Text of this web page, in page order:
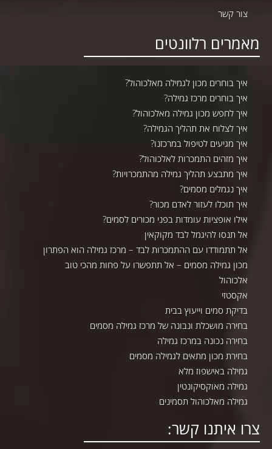
צור קשר
מאמרים רלוונטים
איך בוחרים מכון לגמילה מאלכוהול?
איך בוחרים מרכז גמילה?
איך לחפש מכון גמילה מאלכוהול?
איך לצלוח את תהליך הגמילה?
איך מגיעים לטיפול במרכזנו?
איך מזהים התמכרות לאלכוהול?
איך מתבצע תהליך גמילה מהתמכרויות?
איך נגמלים מסמים?
איך תוכלו לעזור לאדם מכור?
אילו אופציות עומדות בפני מכורים לסמים?
אל תנסו להיגמל לבד מקוקאין
אל תתמודדו עם ההתמכרות לבד – מרכז גמילה הוא הפתרון
מכון גמילה מסמים – אל תתפשרו על פחות מהכי טוב
אלכוהול
אקסטזי
בדיקת סמים וייעוץ בבית
בחירה מושכלת ונבונה של מרכז גמילה מסמים
בחירה נכונה במרכז גמילה
בחירת מכון מתאים לגמילה מסמים
גמילה באישפוז מלא
גמילה מאוקסיקונטין
גמילה מאלכוהול תסמינים
צרו איתנו קשר: